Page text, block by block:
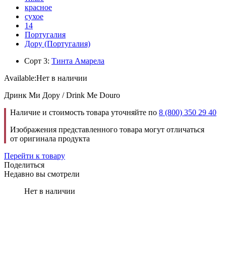
красное
сухое
14
Португалия
Дору (Португалия)
Сорт 3: Тинта Амарела
Available:Нет в наличии
Дринк Ми Дору / Drink Me Douro
Наличие и стоимость товара уточняйте по 8 (800) 350 29 40
Изображения представленного товара могут отличаться
от оригинала продукта
Перейти к товару
Поделиться
Недавно вы смотрели
Нет в наличии